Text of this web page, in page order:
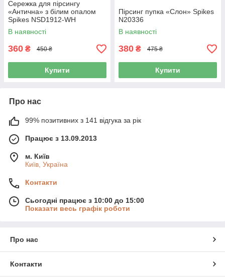
Сережка для пірсингу
«Антична» з білим опалом
Spikes NSD1912-WH
В наявності
360 ₴ 450 ₴
Купити
Пірсинг пупка «Слон» Spikes
N20336
В наявності
380 ₴ 475 ₴
Купити
Про нас
99% позитивних з 141 відгука за рік
Працює з 13.09.2013
м. Київ
Київ, Україна
Контакти
Сьогодні працює з 10:00 до 15:00
Показати весь графік роботи
Про нас
Контакти